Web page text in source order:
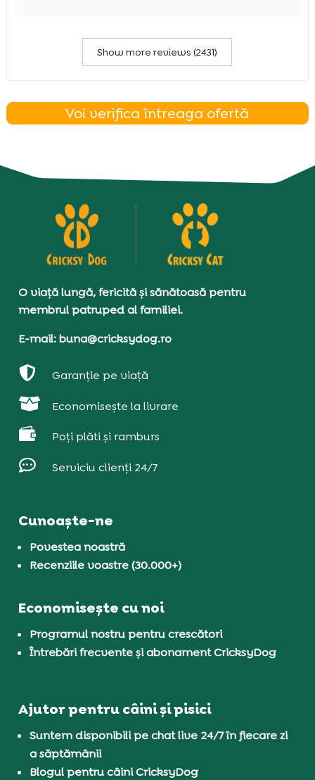
Show more reviews (2431)
Voi verifica întreaga ofertă
O viață lungă, fericită și sănătoasă pentru
membrul patruped al familiei.
E-mail: buna@cricksydog.ro
 Garanție pe viață
 Economisește la livrare
 Poți plăti și ramburs
 Serviciu clienți 24/7
Cunoaște-ne
Povestea noastră
Recenziile voastre (30.000+)
Economisește cu noi
Programul nostru pentru crescători
Întrebări frecvente și abonament CricksyDog
Ajutor pentru câini și pisici
Suntem disponibili pe chat live 24/7 în fiecare zi
a săptămânii
Blogul pentru câini CricksyDog